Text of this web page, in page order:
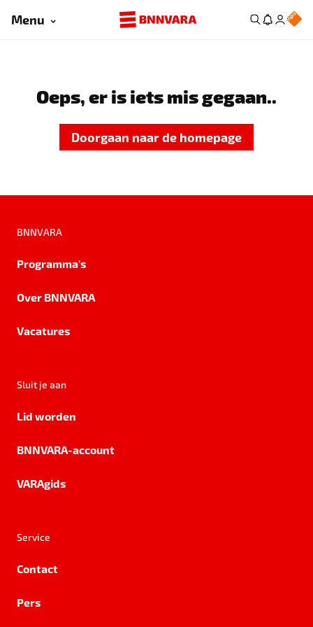
Menu
Oeps, er is iets mis gegaan..
Doorgaan naar de homepage
BNNVARA
Programma's
Over BNNVARA
Vacatures
Sluit je aan
Lid worden
BNNVARA-account
VARAgids
Service
Contact
Pers